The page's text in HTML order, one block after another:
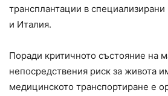
трансплантации в
и Италия.
Поради критичното състояние на
непосредствения риск за живота
медицинското транспортиране е